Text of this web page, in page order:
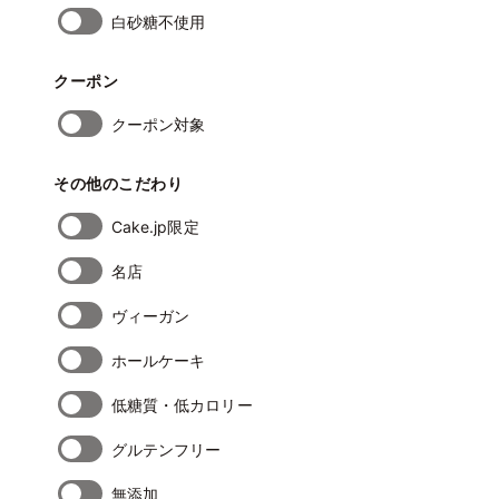
白砂糖不使用
クーポン
クーポン対象
その他のこだわり
Cake.jp限定
名店
ヴィーガン
ホールケーキ
低糖質・低カロリー
グルテンフリー
無添加